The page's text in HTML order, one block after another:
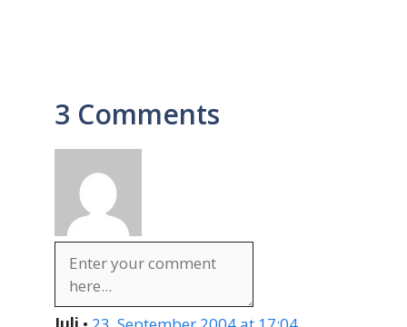
3 Comments